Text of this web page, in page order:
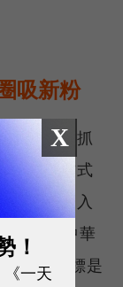
吸新粉
的任務是抓
的抓取方式
內容先進入
大中華
點3大指標是
X
！
一天